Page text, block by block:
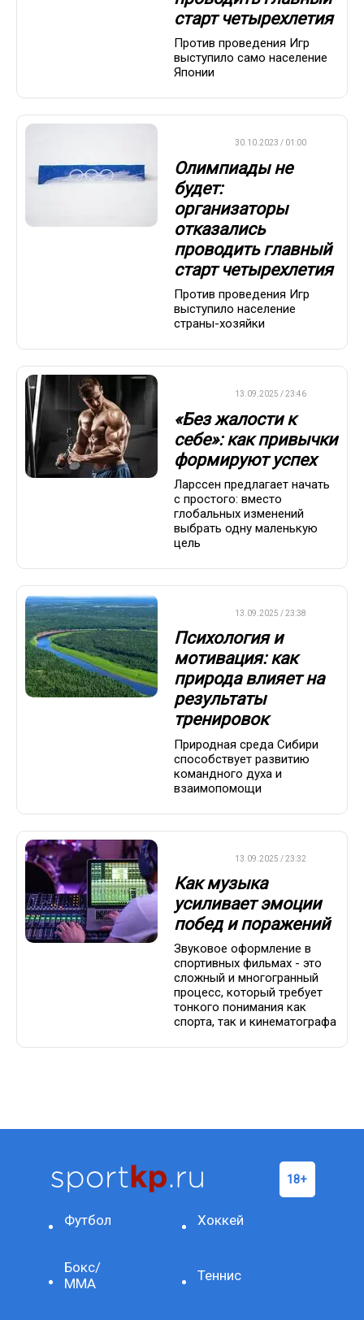
старт четырехлетия
Против проведения Игр
выступило само население
Японии
30.10.2023 / 01:00
Олимпиады не
будет:
организаторы
отказались
проводить главный
старт четырехлетия
Против проведения Игр
выступило население
страны-хозяйки
13.09.2025 / 23:46
«Без жалости к
себе»: как привычки
формируют успех
Ларссен предлагает начать
с простого: вместо
глобальных изменений
выбрать одну маленькую
цель
13.09.2025 / 23:38
Психология и
мотивация: как
природа влияет на
результаты
тренировок
Природная среда Сибири
способствует развитию
командного духа и
взаимопомощи
13.09.2025 / 23:32
Как музыка
усиливает эмоции
побед и поражений
Звуковое оформление в
спортивных фильмах - это
сложный и многогранный
процесс, который требует
тонкого понимания как
спорта, так и кинематографа
Футбол Хоккей
Бокс/
ММА
Теннис